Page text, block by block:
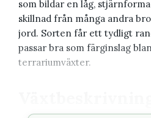
som bildar en låg,
skillnad från många andra
jord. Sorten får ett tydligt
passar bra som färginslag
terrariumväxter.